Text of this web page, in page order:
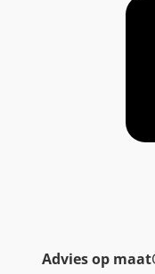
Advies op maat